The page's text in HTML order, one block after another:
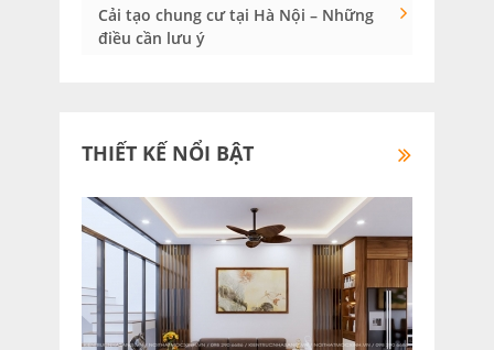
Cải tạo chung cư tại Hà Nội – Những
điều cần lưu ý
THIẾT KẾ NỔI BẬT